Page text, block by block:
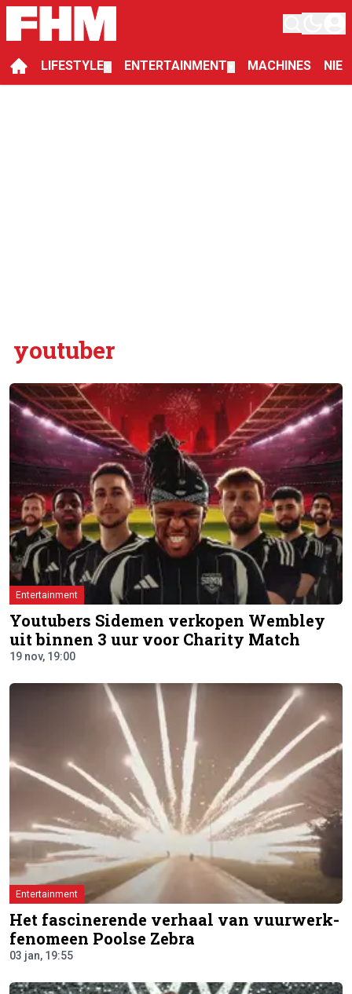
LIFESTYLE ENTERTAINMENT MACHINES
youtuber
Entertainment
Youtubers Sidemen verkopen Wembley
uit binnen 3 uur voor Charity Match
19 nov, 19:00
Entertainment
Het fascinerende verhaal van vuurwerk-
fenomeen Poolse Zebra
03 jan, 19:55